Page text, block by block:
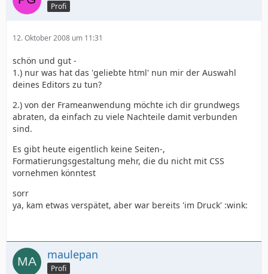
Profi
12. Oktober 2008 um 11:31
schön und gut -
1.) nur was hat das 'geliebte html' nun mir der Auswahl
deines Editors zu tun?
2.) von der Frameanwendung möchte ich dir grundwegs
abraten, da einfach zu viele Nachteile damit verbunden
sind.
Es gibt heute eigentlich keine Seiten-,
Formatierungsgestaltung mehr, die du nicht mit CSS
vornehmen könntest
sorr
ya, kam etwas verspätet, aber war bereits 'im Druck' :wink:
maulepan
Profi